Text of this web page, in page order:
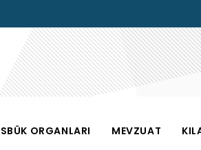
ORGANLARI MEVZUAT